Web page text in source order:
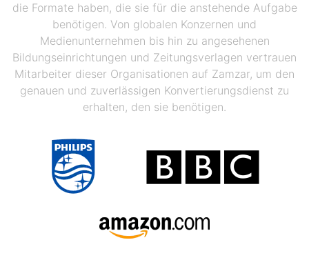
die Formate haben, die sie für die anstehende Aufgabe
benötigen. Von globalen Konzernen und
Medienunternehmen bis hin zu angesehenen
Bildungseinrichtungen und Zeitungsverlagen vertrauen
Mitarbeiter dieser Organisationen auf Zamzar, um den
genauen und zuverlässigen Konvertierungsdienst zu
erhalten, den sie benötigen.